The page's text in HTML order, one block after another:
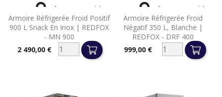
Armoire Réfrigerée Froid Positif
900 L Snack En Inox | REDFOX
- MN 900
Prix2 490,00 €
 Aperçu rapide
Armoire Réfrigerée Froid
Négatif 350 L, Blanche |
REDFOX - DRF 400
Prix999,00 €
 Aperçu rapide